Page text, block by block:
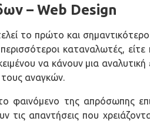
– Web Design
το πρώτο και
καταναλωτές,
να κάνουν μια
αναγκών.
φαινόμενο της απρόσωπης
τις απαντήσεις που